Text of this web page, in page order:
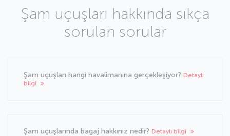
Şam uçuşları hakkında sıkça
sorulan sorular
Şam uçuşları hangi havalimanına gerçekleşiyor? Detaylı
bilgi
Şam uçuşlarında bagaj hakkınız nedir? Detaylı bilgi